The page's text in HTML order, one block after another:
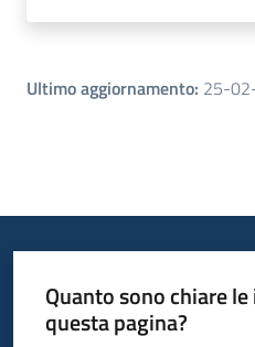
Ultimo aggiornamento: 25-
Quanto sono chiare
questa pagina?